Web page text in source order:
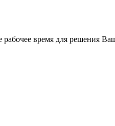
время для решения